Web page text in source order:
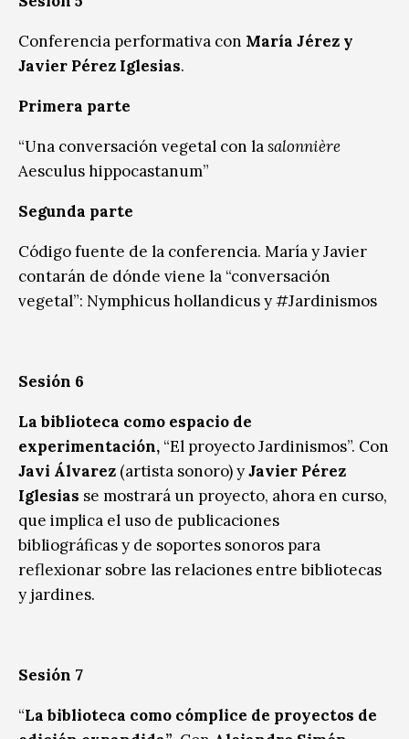
Conferencia performativa con María Jérez y
Javier Pérez Iglesias.
Primera parte
“Una conversación vegetal con lasalonnière
Aesculus hippocastanum”
Segunda parte
Código fuente de la conferencia. María y Javier
contarán de dónde viene la “conversación
vegetal”: Nymphicus hollandicus y #Jardinismos
Sesión 6
La biblioteca como espacio de
experimentación, “El proyecto Jardinismos”. Con
Javi Álvarez (artista sonoro) yJavier Pérez
Iglesias se mostrará un proyecto, ahora en curso,
que implica el uso de publicaciones
bibliográficas y de soportes sonoros para
reflexionar sobre las relaciones entre bibliotecas
y jardines.
Sesión 7
“La biblioteca como cómplice de proyectos de